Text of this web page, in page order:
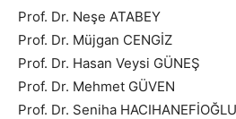
Prof. Dr. Neşe ATABEY
Prof. Dr. Müjgan CENGİZ
Prof. Dr. Hasan Veysi GÜNEŞ
Prof. Dr. Mehmet GÜVEN
Prof. Dr. Seniha HACIHANEFİOĞLU